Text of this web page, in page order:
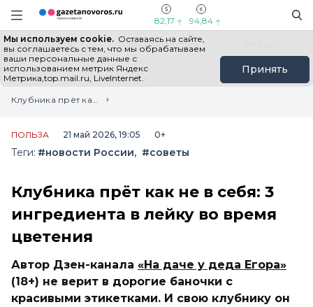
Информационный портал "ГазетаНоворос.ру"
Навигация сайта
82,17 94,84
Мы используем cookie. Оставаясь на сайте,
вы соглашаетесь с тем, что мы обрабатываем
ваши персональные данные с
использованием метрик Яндекс
Метрика,top.mail.ru, LiveInternet.
Принять
Все новости Новости России
Главная
Лента новостей
Клубника прёт как не в себя: 3 ингредиента в лейку во время цветения
ПОЛЬЗА 21 май 2026, 19:05 0+
Теги: #новости России #советы
Клубника прёт как не в себя: 3
ингредиента в лейку во время
цветения
Автор Дзен-канала «На даче у деда Егора»
(18+) не верит в дорогие баночки с
красивыми этикетками. И свою клубнику он